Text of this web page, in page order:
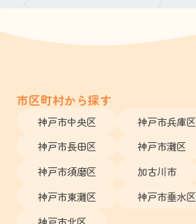
市区町村から探す
神戸市中央区
神戸市兵庫区
神戸市長田区
神戸市灘区
神戸市須磨区
加古川市
神戸市東灘区
神戸市垂水区